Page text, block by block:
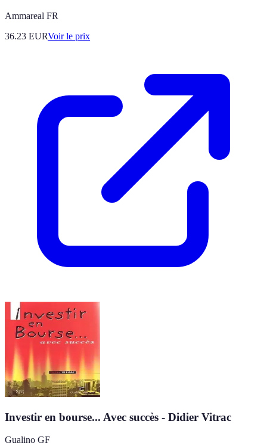
Ammareal FR
36.23 EURVoir le prix
Investir en bourse... Avec succès - Didier Vitrac
Gualino GF